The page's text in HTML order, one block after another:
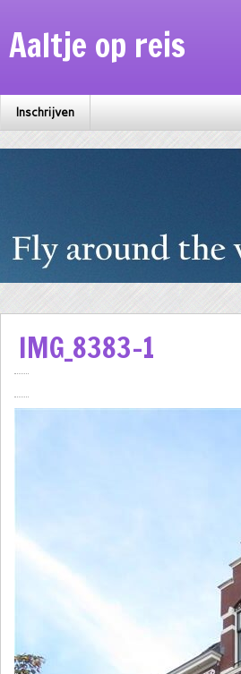
Aaltje op reis
Inschrijven
IMG_8383-1